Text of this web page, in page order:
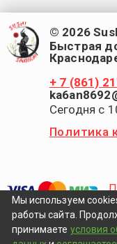
© 2026
Быстрая
+ 7 (861)
Сегодня с
Политика
Мы используем
работы сайта.
принимаете условия